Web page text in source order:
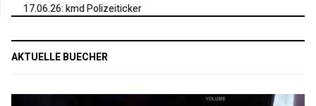
17.06.26: kmd Polizeiticker
AKTUELLE BUECHER